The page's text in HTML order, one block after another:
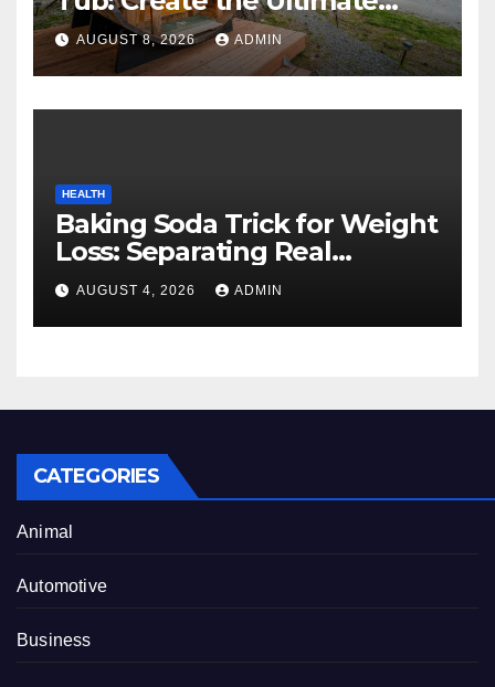
Cozy Mountain Vacation
Experience
AUGUST 8, 2026 ADMIN
HEALTH
Baking Soda Trick for Weight
Loss: Separating Real
Benefits From Internet Hype
AUGUST 4, 2026 ADMIN
CATEGORIES
Animal
Automotive
Business